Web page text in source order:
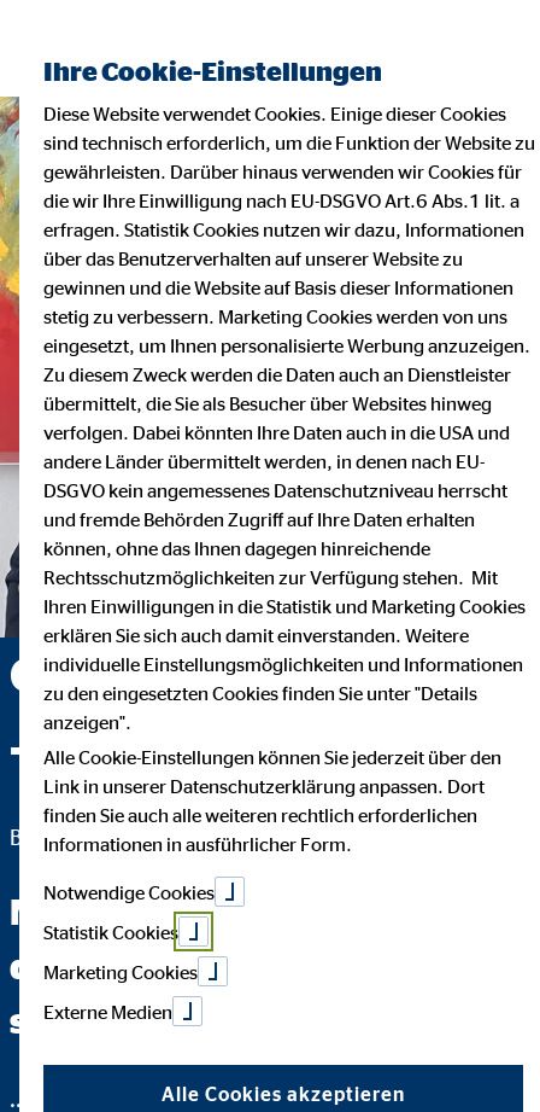
Christian Gorzejewski
— Mönchengladbach
Bezirksdirektion für die OVB Vermögensberatung AG
Mit viel Vertrauen und Spaß
die Lücken aus der Schule
schließen...
... und entspannt an morgen denken können.
Ihre Cookie-Einstellungen
Diese Website verwendet Cookies. Einige dieser Cookies
sind technisch erforderlich, um die Funktion der Website zu
gewährleisten. Darüber hinaus verwenden wir Cookies für
die wir Ihre Einwilligung nach EU-DSGVO Art.6 Abs.1 lit. a
erfragen. Statistik Cookies nutzen wir dazu, Informationen
über das Benutzerverhalten auf unserer Website zu
gewinnen und die Website auf Basis dieser Informationen
stetig zu verbessern. Marketing Cookies werden von uns
eingesetzt, um Ihnen personalisierte Werbung anzuzeigen.
Zu diesem Zweck werden die Daten auch an Dienstleister
übermittelt, die Sie als Besucher über Websites hinweg
verfolgen. Dabei könnten Ihre Daten auch in die USA und
andere Länder übermittelt werden, in denen nach EU-
DSGVO kein angemessenes Datenschutzniveau herrscht
und fremde Behörden Zugriff auf Ihre Daten erhalten
können, ohne das Ihnen dagegen hinreichende
Rechtsschutzmöglichkeiten zur Verfügung stehen. Mit
Ihren Einwilligungen in die Statistik und Marketing Cookies
erklären Sie sich auch damit einverstanden. Weitere
individuelle Einstellungsmöglichkeiten und Informationen
zu den eingesetzten Cookies finden Sie unter "Details
anzeigen".
Alle Cookie-Einstellungen können Sie jederzeit über den
Link in unserer Datenschutzerklärung anpassen. Dort
finden Sie auch alle weiteren rechtlich erforderlichen
Informationen in ausführlicher Form.
Notwendige Cookies
Statistik Cookies
Marketing Cookies
Externe Medien
Alle Cookies akzeptieren